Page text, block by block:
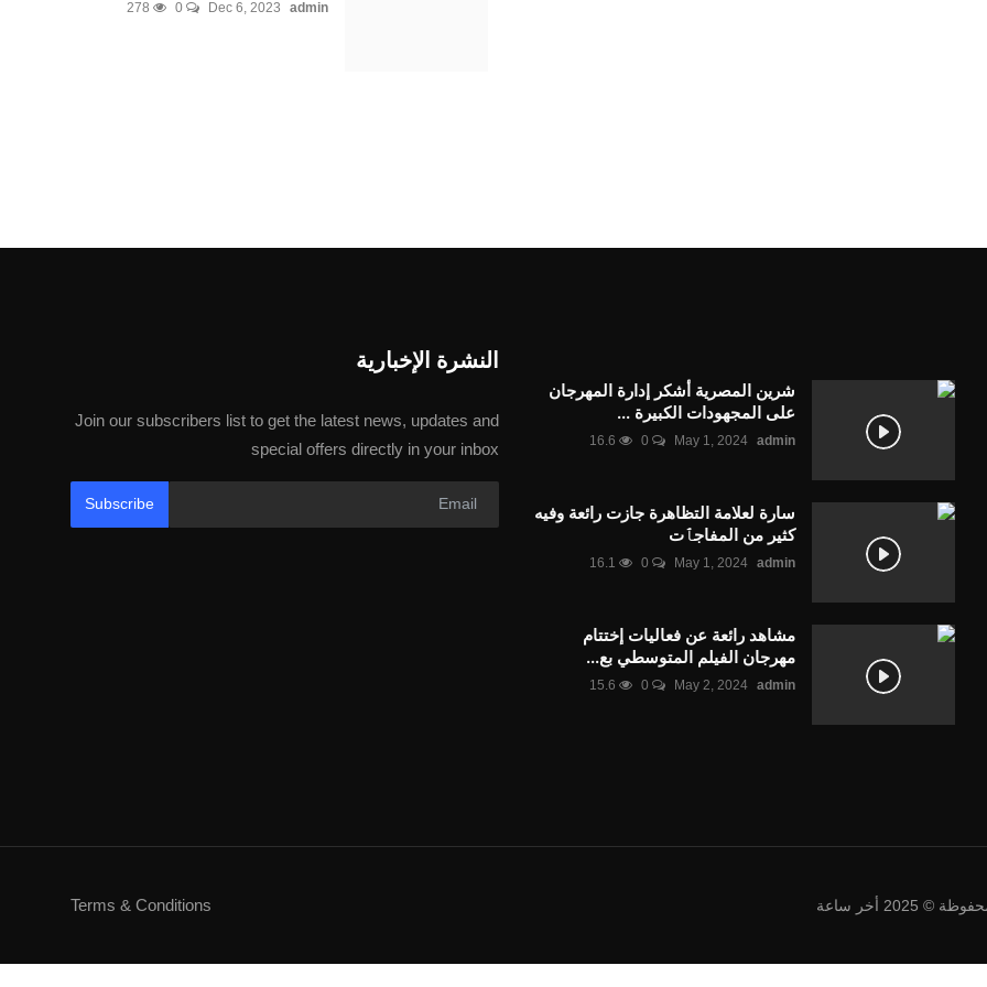
admin
Dec 6, 2023
0
278
شرين المصرية أشكر إدارة المهرجان
على المجهودات الكبيرة ...
admin
May 1, 2024
سارة لعلامة التظاهرة جازت رائعة وفيه
كثير من المفاجٱت
admin
May 1, 2024
مشاهد رائعة عن فعاليات إختتام
مهرجان الفيلم المتوسطي بع...
admin
May 2, 2024
النشرة الإخبارية
Join our subscribers list to get the latest news, updates and
special offers directly in your inbox
Subscribe
Terms & Conditions